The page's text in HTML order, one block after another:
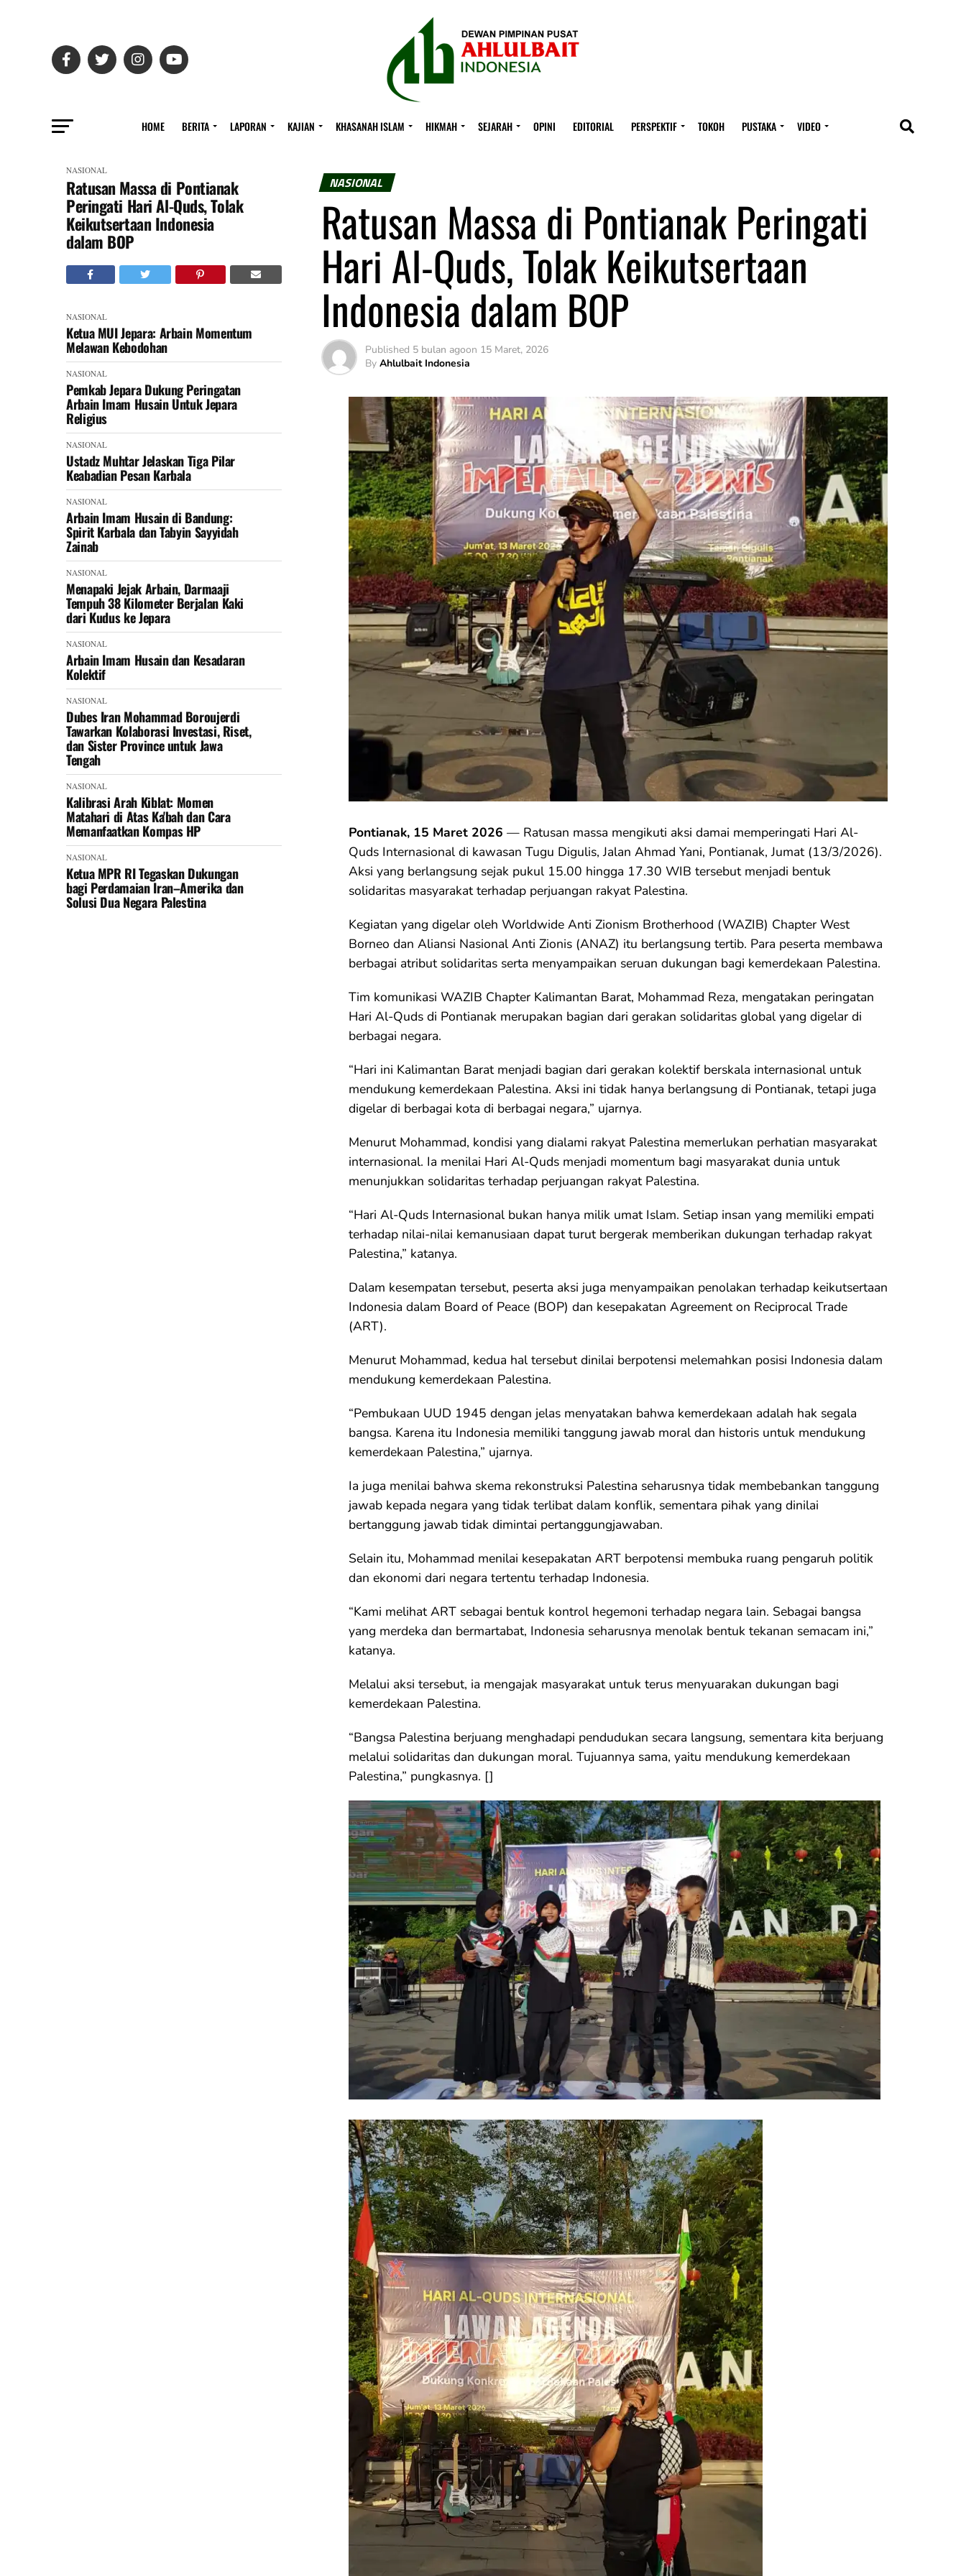
HOME BERITA LAPORAN KAJIAN KHASANAH ISLAM HIKMAH SEJARAH OPINI EDITORIAL PERSPEKTIF TOKOH PUSTAKA VIDEO
NASIONAL
Ratusan Massa di Pontianak
Peringati Hari Al-Quds, Tolak
Keikutsertaan Indonesia
dalam BOP
NASIONAL
Ketua MUI Jepara: Arbain Momentum
Melawan Kebodohan
NASIONAL
Pemkab Jepara Dukung Peringatan
Arbain Imam Husain Untuk Jepara
Religius
NASIONAL
Ustadz Muhtar Jelaskan Tiga Pilar
Keabadian Pesan Karbala
NASIONAL
Arbain Imam Husain di Bandung:
Spirit Karbala dan Tabyin Sayyidah
Zainab
NASIONAL
Menapaki Jejak Arbain, Darmaaji
Tempuh 38 Kilometer Berjalan Kaki
dari Kudus ke Jepara
NASIONAL
Arbain Imam Husain dan Kesadaran
Kolektif
NASIONAL
Dubes Iran Mohammad Boroujerdi
Tawarkan Kolaborasi Investasi, Riset,
dan Sister Province untuk Jawa
Tengah
NASIONAL
Kalibrasi Arah Kiblat: Momen
Matahari di Atas Ka'bah dan Cara
Memanfaatkan Kompas HP
NASIONAL
Ketua MPR RI Tegaskan Dukungan
bagi Perdamaian Iran–Amerika dan
Solusi Dua Negara Palestina
NASIONAL
Ratusan Massa di Pontianak Peringati
Hari Al-Quds, Tolak Keikutsertaan
Indonesia dalam BOP
Published 5 bulan agoon 15 Maret, 2026
By Ahlulbait Indonesia
Pontianak, 15 Maret 2026 — Ratusan massa mengikuti aksi damai memperingati Hari Al-
Quds Internasional di kawasan Tugu Digulis, Jalan Ahmad Yani, Pontianak, Jumat (13/3/2026).
Aksi yang berlangsung sejak pukul 15.00 hingga 17.30 WIB tersebut menjadi bentuk
solidaritas masyarakat terhadap perjuangan rakyat Palestina.
Kegiatan yang digelar oleh Worldwide Anti Zionism Brotherhood (WAZIB) Chapter West
Borneo dan Aliansi Nasional Anti Zionis (ANAZ) itu berlangsung tertib. Para peserta membawa
berbagai atribut solidaritas serta menyampaikan seruan dukungan bagi kemerdekaan Palestina.
Tim komunikasi WAZIB Chapter Kalimantan Barat, Mohammad Reza, mengatakan peringatan
Hari Al-Quds di Pontianak merupakan bagian dari gerakan solidaritas global yang digelar di
berbagai negara.
“Hari ini Kalimantan Barat menjadi bagian dari gerakan kolektif berskala internasional untuk
mendukung kemerdekaan Palestina. Aksi ini tidak hanya berlangsung di Pontianak, tetapi juga
digelar di berbagai kota di berbagai negara,” ujarnya.
Menurut Mohammad, kondisi yang dialami rakyat Palestina memerlukan perhatian masyarakat
internasional. Ia menilai Hari Al-Quds menjadi momentum bagi masyarakat dunia untuk
menunjukkan solidaritas terhadap perjuangan rakyat Palestina.
“Hari Al-Quds Internasional bukan hanya milik umat Islam. Setiap insan yang memiliki empati
terhadap nilai-nilai kemanusiaan dapat turut bergerak memberikan dukungan terhadap rakyat
Palestina,” katanya.
Dalam kesempatan tersebut, peserta aksi juga menyampaikan penolakan terhadap keikutsertaan
Indonesia dalam Board of Peace (BOP) dan kesepakatan Agreement on Reciprocal Trade
(ART).
Menurut Mohammad, kedua hal tersebut dinilai berpotensi melemahkan posisi Indonesia dalam
mendukung kemerdekaan Palestina.
“Pembukaan UUD 1945 dengan jelas menyatakan bahwa kemerdekaan adalah hak segala
bangsa. Karena itu Indonesia memiliki tanggung jawab moral dan historis untuk mendukung
kemerdekaan Palestina,” ujarnya.
Ia juga menilai bahwa skema rekonstruksi Palestina seharusnya tidak membebankan tanggung
jawab kepada negara yang tidak terlibat dalam konflik, sementara pihak yang dinilai
bertanggung jawab tidak dimintai pertanggungjawaban.
Selain itu, Mohammad menilai kesepakatan ART berpotensi membuka ruang pengaruh politik
dan ekonomi dari negara tertentu terhadap Indonesia.
“Kami melihat ART sebagai bentuk kontrol hegemoni terhadap negara lain. Sebagai bangsa
yang merdeka dan bermartabat, Indonesia seharusnya menolak bentuk tekanan semacam ini,”
katanya.
Melalui aksi tersebut, ia mengajak masyarakat untuk terus menyuarakan dukungan bagi
kemerdekaan Palestina.
“Bangsa Palestina berjuang menghadapi pendudukan secara langsung, sementara kita berjuang
melalui solidaritas dan dukungan moral. Tujuannya sama, yaitu mendukung kemerdekaan
Palestina,” pungkasnya. []